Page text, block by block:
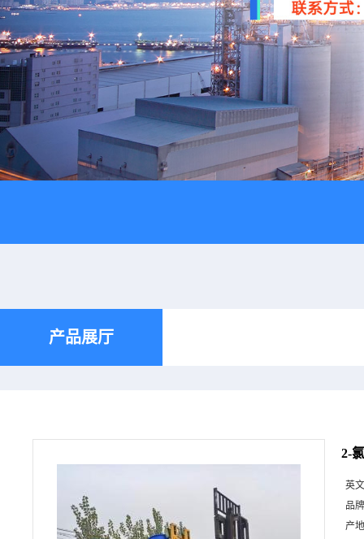
产品展厅
2-
英
品
产